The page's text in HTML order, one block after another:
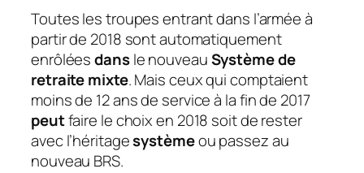
Toutes les troupes entrant dans l’armée à
partir de 2018 sont automatiquement
enrôléesdansle nouveauSystème de
retraite mixte. Mais ceux qui comptaient
moins de 12 ans de service à la fin de 2017
peutfaire le choix en 2018 soit de rester
avec l’héritagesystèmeou passez au
nouveau BRS.